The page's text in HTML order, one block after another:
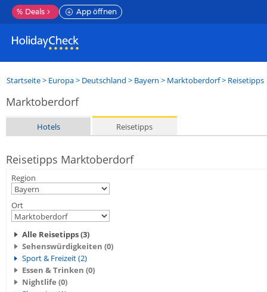
% Deals App öffnen
Startseite> Europa> Deutschland > Bayern > Marktoberdorf> Reisetipps
Marktoberdorf
Hotels Reisetipps
Reisetipps Marktoberdorf
Region
Ort
Alle Reisetipps (3)
Sehenswürdigkeiten (0)
Sport & Freizeit (2)
Essen & Trinken (0)
Nightlife (0)